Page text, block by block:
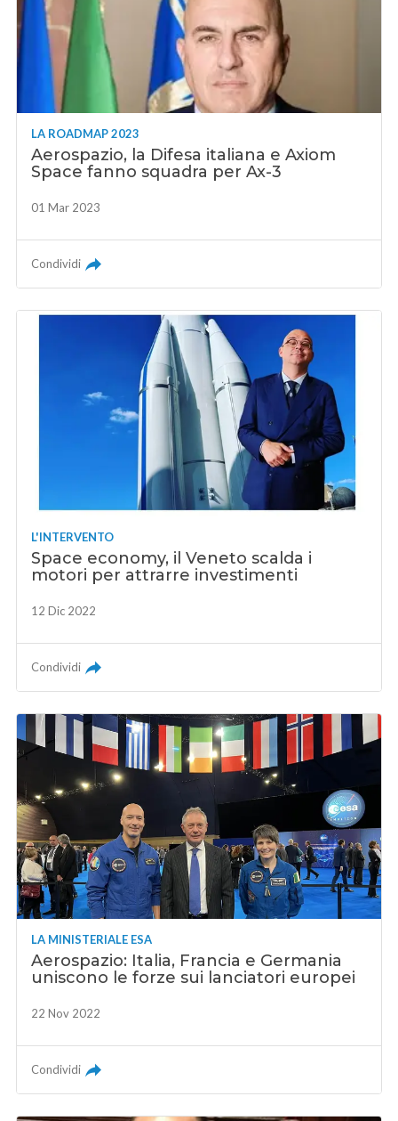
LA ROADMAP 2023
Aerospazio, la Difesa italiana e Axiom
Space fanno squadra per Ax-3
01 Mar 2023
Condividi
L'INTERVENTO
Space economy, il Veneto scalda i
motori per attrarre investimenti
12 Dic 2022
Condividi
LA MINISTERIALE ESA
Aerospazio: Italia, Francia e Germania
uniscono le forze sui lanciatori europei
22 Nov 2022
Condividi